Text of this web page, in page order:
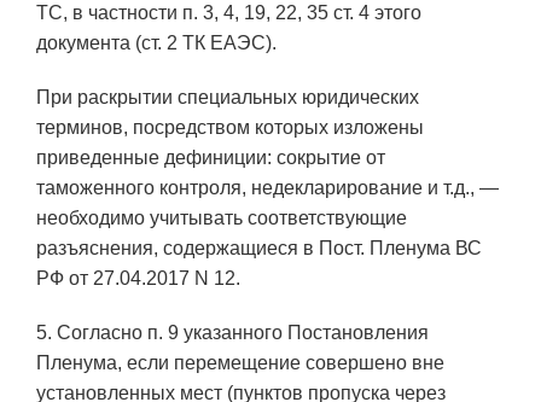
ТС, в частности п. 3, 4, 19, 22, 35 ст. 4 этого
документа (ст. 2 ТК ЕАЭС).
При раскрытии специальных юридических
терминов, посредством которых изложены
приведенные дефиниции: сокрытие от
таможенного контроля, недекларирование и т.д., —
необходимо учитывать соответствующие
разъяснения, содержащиеся в Пост. Пленума ВС
РФ от 27.04.2017 N 12.
5. Согласно п. 9 указанного Постановления
Пленума, если перемещение совершено вне
установленных мест (пунктов пропуска через